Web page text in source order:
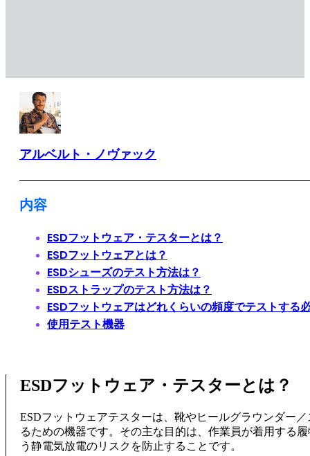
アルベルト・ノヴァック
内容
ESDフットウェア・テスターとは？
ESDフットウェアとは？
ESDシューズのテスト方法は？
ESDストラップのテスト方法は？
ESDフットウェアはどれくらいの頻度でテストする
使用テスト機器
ESDフットウェア・テスターとは？
ESDフットウェアテスターは、靴やヒールグラウンダー
るための機器です。その主な目的は、作業員が着用する
う静電気放電のリスクを防止することです。